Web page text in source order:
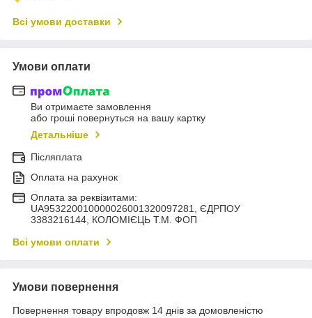
Всі умови доставки
Умови оплати
Ви отримаєте замовлення
або гроші повернуться на вашу картку
Детальніше
Післяплата
Оплата на рахунок
Оплата за реквізитами:
UA953220010000026001320097281, ЄДРПОУ
3383216144, КОЛОМIЄЦЬ Т.М. ФОП
Всі умови оплати
Умови повернення
Повернення товару впродовж 14 днів за домовленістю